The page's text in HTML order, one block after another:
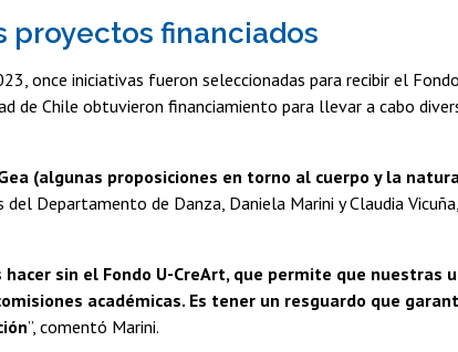
proyectos financiados
once iniciativas fueron seleccionadas para recibir el
de Chile obtuvieron financiamiento para llevar a cabo
(algunas proposiciones en torno al cuerpo y la
del Departamento de Danza, Daniela Marini y Claudia
sin el Fondo U-CreArt, que permite que nuestras
académicas. Es tener un resguardo que
”, comentó Marini.